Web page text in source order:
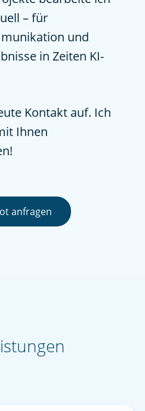
– für
und
in Zeiten KI-
Kontakt auf. Ich
Ihnen
anfragen